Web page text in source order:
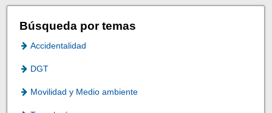
Búsqueda por temas
Accidentalidad
DGT
Movilidad y Medio ambiente